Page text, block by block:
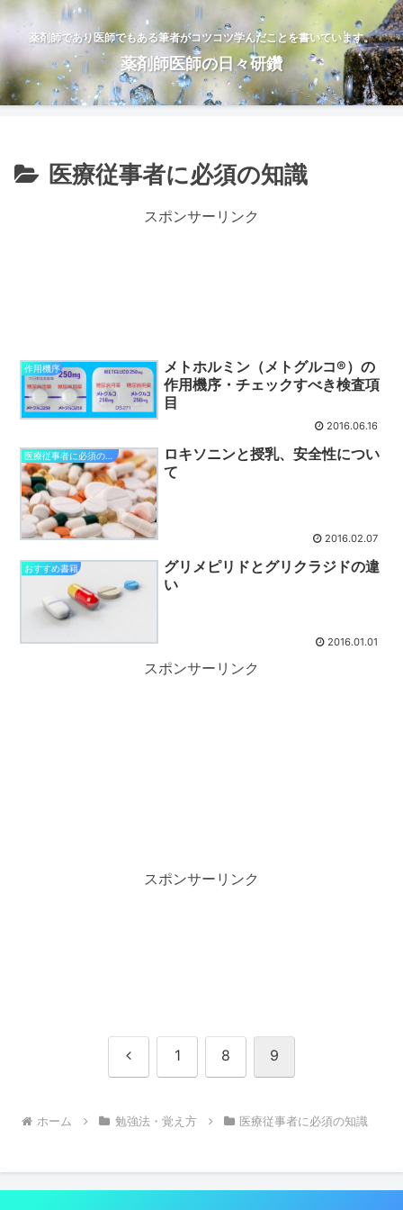
薬剤師であり医師でもある筆者がコツコツ学んだことを書いています。
薬剤師医師の日々研鑽
医療従事者に必須の知識
スポンサーリンク
作用機序
メトホルミン（メトグルコ®）の
作用機序・チェックすべき検査項
目
2016.06.16
ロキソニンと授乳、安全性につい
て
2016.02.07
おすすめ書籍
グリメピリドとグリクラジドの違
い
2016.01.01
スポンサーリンク
スポンサーリンク
前
1 8 9
ホーム 勉強法・覚え方 医療従事者に必須の知識